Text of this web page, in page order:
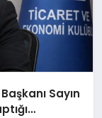
Sayın